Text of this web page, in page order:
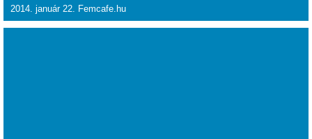
2014. január 22. Femcafe.hu